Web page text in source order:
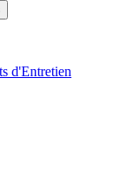
d'Entretien